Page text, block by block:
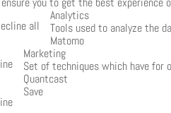
all
Analytics
Tools used to analyze the
Matomo
Marketing
Set of techniques which have
Quantcast
Save